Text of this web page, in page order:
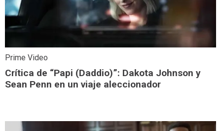
Prime Video
Crítica de “Papi (Daddio)”: Dakota Johnson y
Sean Penn en un viaje aleccionador